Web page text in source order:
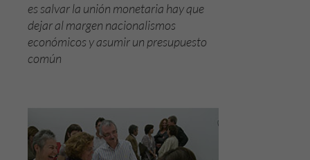
es salvar la unión monetaria hay que
dejar al margen nacionalismos
económicos y asumir un presupuesto
común